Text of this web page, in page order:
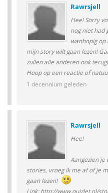
Rawrsjell
Hee! Sorry
nog niet had
wanhopig op
mijn story wilt gaan lezen!
zullen alle anderen ook
Hoop op een reactie of
1 decennium geleden
Rawrsjell
Hee!
Aangezien
stories, vroeg ik me af of je
gaan lezen!
Link: http://www.quizlet.nl/